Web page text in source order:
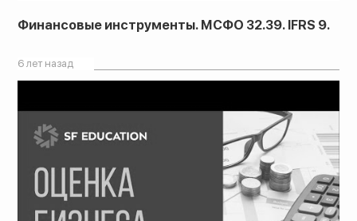
Финансовые инструменты. МСФО 32.39. IFRS 9.
6 лет назад